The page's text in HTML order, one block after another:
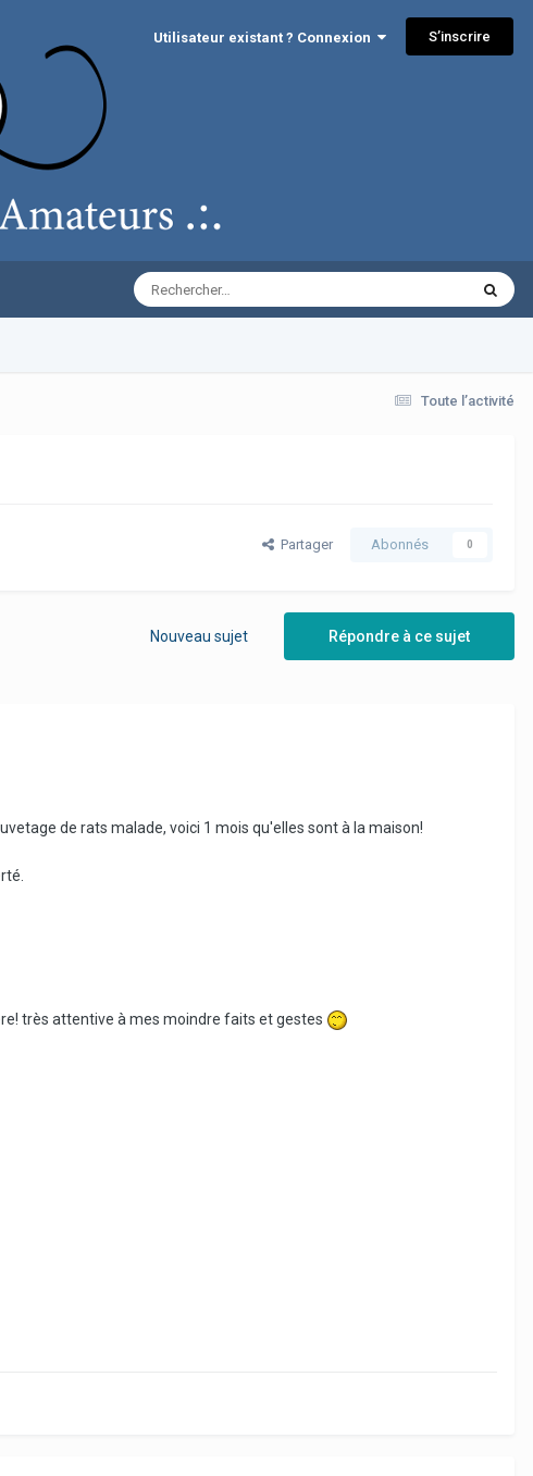
Utilisateur existant ? Connexion S’inscrire
Toute l’activité
Partager Abonnés 0
Répondre à ce sujet
Nouveau sujet
de rats malade, voici 1 mois qu'elles sont à la maison!
très attentive à mes moindre faits et gestes